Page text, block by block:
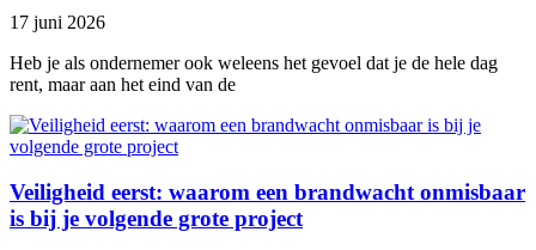
17 juni 2026
Heb je als ondernemer ook weleens het gevoel dat je de hele dag
rent, maar aan het eind van de
Veiligheid eerst: waarom een brandwacht onmisbaar
is bij je volgende grote project